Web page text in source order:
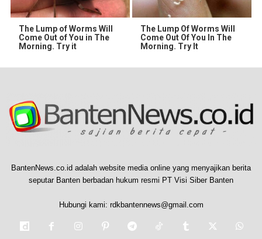
The Lump of Worms Will
Come Out of You in The
Morning. Try it
The Lump Of Worms Will
Come Out Of You In The
Morning. Try It
BantenNews.co.id adalah website media online yang menyajikan berita
seputar Banten berbadan hukum resmi PT Visi Siber Banten
Hubungi kami: rdkbantennews@gmail.com